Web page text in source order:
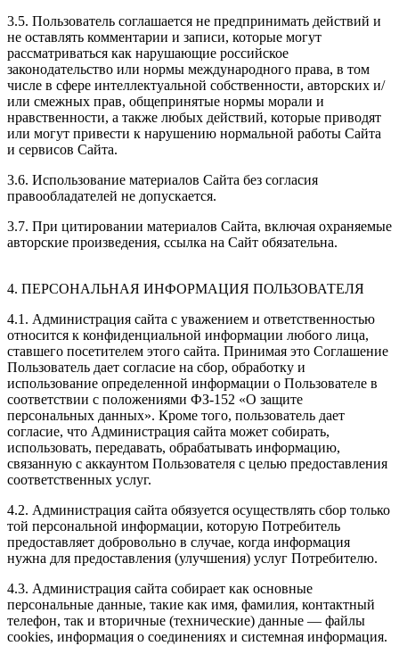
3.5. Пользователь соглашается не предпринимать действий и
не оставлять комментарии и записи, которые могут
рассматриваться как нарушающие российское
законодательство или нормы международного права, в том
числе в сфере интеллектуальной собственности, авторских и/
или смежных прав, общепринятые нормы морали и
нравственности, а также любых действий, которые приводят
или могут привести к нарушению нормальной работы Сайта
и сервисов Сайта.
3.6. Использование материалов Сайта без согласия
правообладателей не допускается.
3.7. При цитировании материалов Сайта, включая охраняемые
авторские произведения, ссылка на Сайт обязательна.
4. ПЕРСОНАЛЬНАЯ ИНФОРМАЦИЯ ПОЛЬЗОВАТЕЛЯ
4.1. Администрация сайта с уважением и ответственностью
относится к конфиденциальной информации любого лица,
ставшего посетителем этого сайта. Принимая это Соглашение
Пользователь дает согласие на сбор, обработку и
использование определенной информации о Пользователе в
соответствии с положениями ФЗ-152 «О защите
персональных данных». Кроме того, пользователь дает
согласие, что Администрация сайта может собирать,
использовать, передавать, обрабатывать информацию,
связанную с аккаунтом Пользователя с целью предоставления
соответственных услуг.
4.2. Администрация сайта обязуется осуществлять сбор только
той персональной информации, которую Потребитель
предоставляет добровольно в случае, когда информация
нужна для предоставления (улучшения) услуг Потребителю.
4.3. Администрация сайта собирает как основные
персональные данные, такие как имя, фамилия, контактный
телефон, так и вторичные (технические) данные — файлы
cookies, информация о соединениях и системная информация.